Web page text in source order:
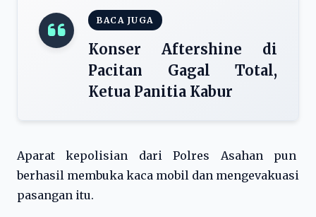
BACA JUGA
Konser Aftershine di
Pacitan Gagal Total,
Ketua Panitia Kabur
Aparat kepolisian dari Polres Asahan pun
berhasil membuka kaca mobil dan mengevakuasi
pasangan itu.